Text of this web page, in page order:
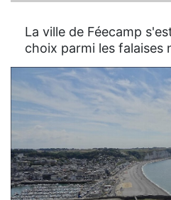
La ville de Féecamp
choix parmi les falaises